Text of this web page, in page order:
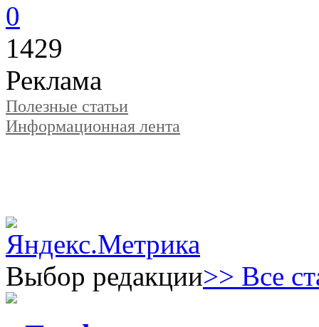
0
1429
Реклама
Полезные статьи
Информационная лента
Выбор редакции>> Все